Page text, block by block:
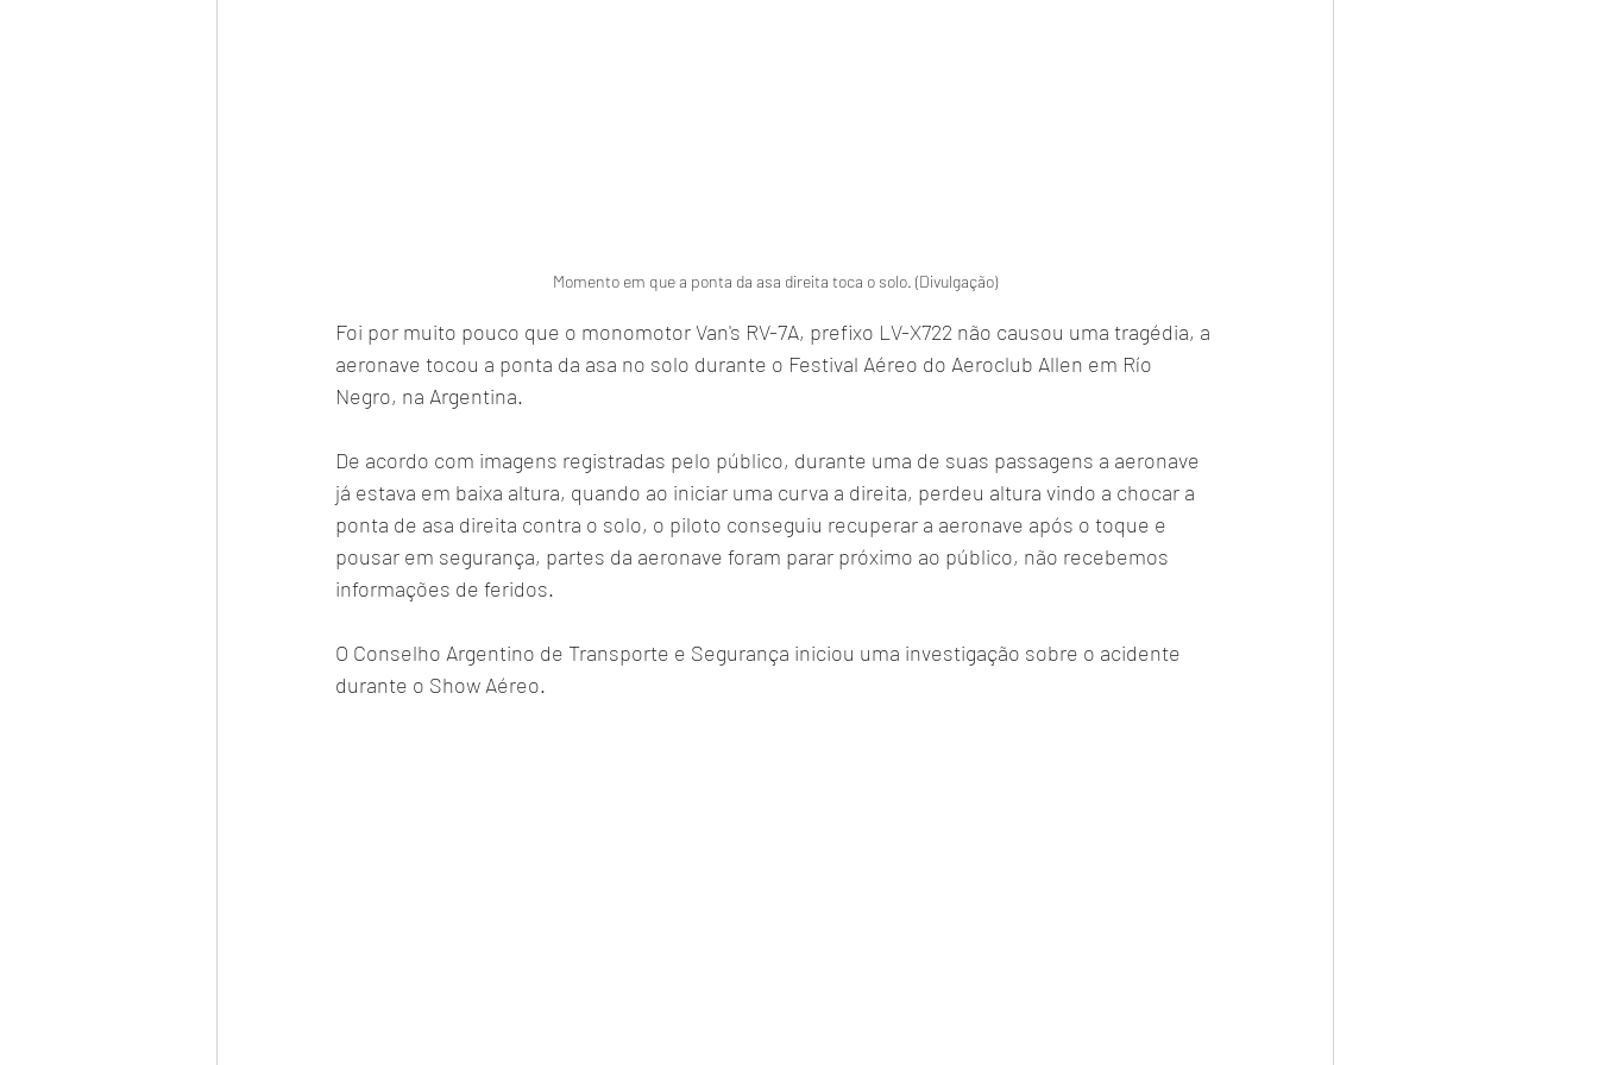
Momento em que a ponta da asa direita toca o solo. (Divulgação)
Foi por muito pouco que o monomotor Van's RV-7A, prefixo LV-X722 não causou uma tragédia, a
aeronave tocou a ponta da asa no solo durante o Festival Aéreo do Aeroclub Allen em Río
Negro, na Argentina.
De acordo com imagens registradas pelo público, durante uma de suas passagens a aeronave
já estava em baixa altura, quando ao iniciar uma curva a direita, perdeu altura vindo a chocar a
ponta de asa direita contra o solo, o piloto conseguiu recuperar a aeronave após o toque e
pousar em segurança, partes da aeronave foram parar próximo ao público, não recebemos
informações de feridos.
O Conselho Argentino de Transporte e Segurança iniciou uma investigação sobre o acidente
durante o Show Aéreo.